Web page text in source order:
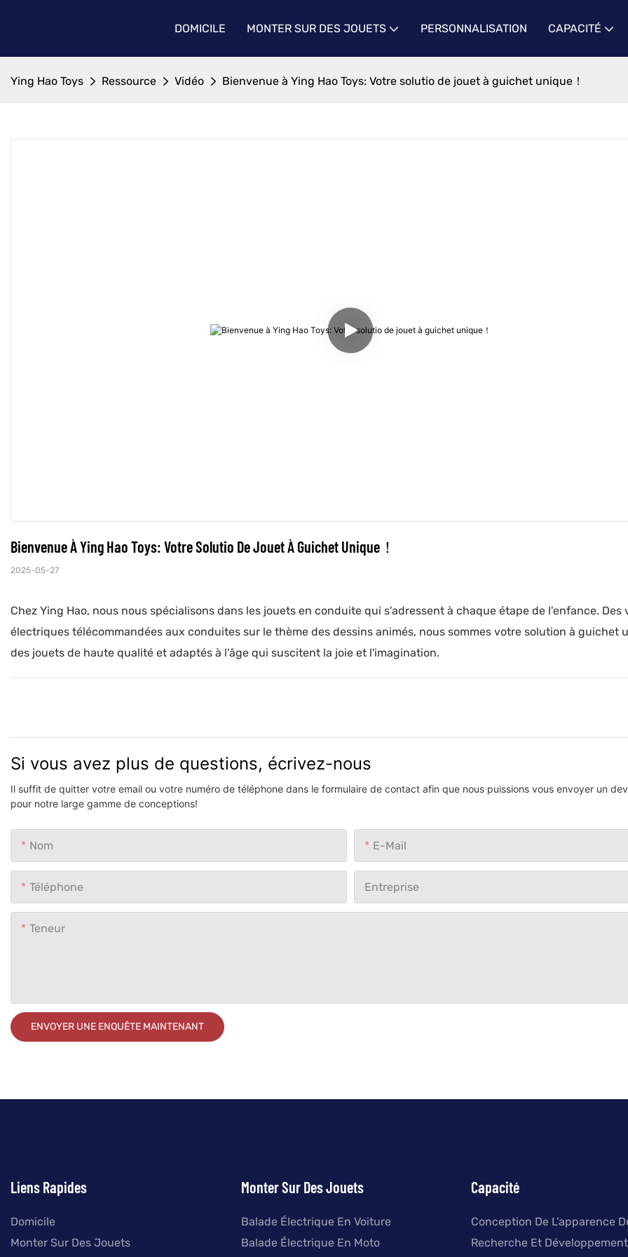
DOMICILE MONTER SUR DES JOUETS PERSONNALISATION CAPACITÉ
Ying Hao Toys Ressource Vidéo Bienvenue à Ying Hao Toys: Votre solutio de jouet à guichet unique！
Bienvenue À Ying Hao Toys: Votre Solutio De Jouet À Guichet Unique！
2025-05-27
Chez Ying Hao, nous nous spécialisons dans les jouets en conduite qui s'adressent à chaque étape de l'enfance. Des
électriques télécommandées aux conduites sur le thème des dessins animés, nous sommes votre solution à guichet
des jouets de haute qualité et adaptés à l'âge qui suscitent la joie et l'imagination.
Si vous avez plus de questions, écrivez-nous
Il suffit de quitter votre email ou votre numéro de téléphone dans le formulaire de contact afin que nous puissions vous envoyer un
pour notre large gamme de conceptions!
Nom E-Mail
Téléphone Entreprise
Teneur
ENVOYER UNE ENQUÊTE MAINTENANT
Liens Rapides
Domicile
Monter Sur Des Jouets
Monter Sur Des Jouets
Balade Électrique En Voiture
Balade Électrique En Moto
Capacité
Conception De L'apparence
Recherche Et Développement